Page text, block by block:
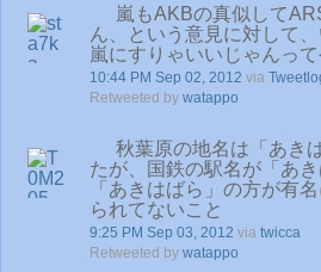
嵐もAKBの真似して
ん、という意見に対して
嵐にすりゃいいじゃんっ
10:44 PM Sep 02, 2012 via
Retweeted by watappo
秋葉原の地名は「あき
たが、国鉄の駅名が「あ
「あきはばら」の方が有
られてないこと
9:25 PM Sep 03, 2012 via twicca
Retweeted by watappo